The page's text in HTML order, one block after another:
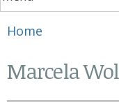
You are here
Home
Marcela